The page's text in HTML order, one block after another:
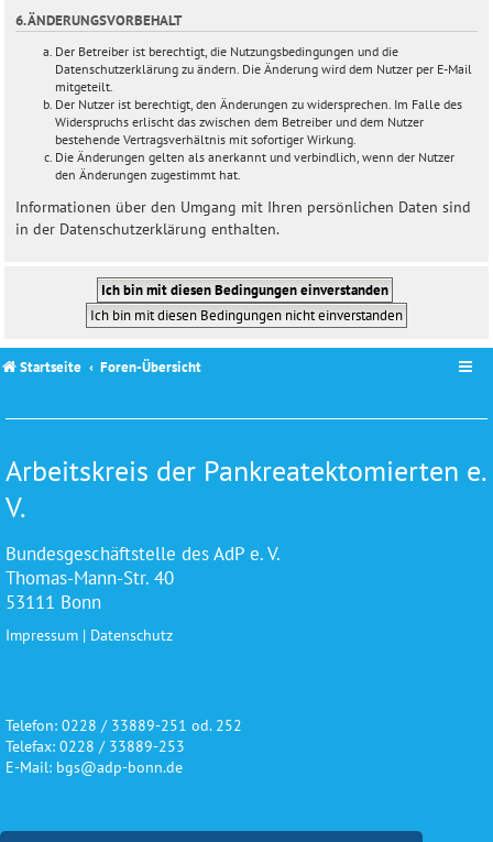
6. ÄNDERUNGSVORBEHALT
Der Betreiber ist berechtigt, die Nutzungsbedingungen und die
Datenschutzerklärung zu ändern. Die Änderung wird dem Nutzer per E-Mail
mitgeteilt.
Der Nutzer ist berechtigt, den Änderungen zu widersprechen. Im Falle des
Widerspruchs erlischt das zwischen dem Betreiber und dem Nutzer
bestehende Vertragsverhältnis mit sofortiger Wirkung.
Die Änderungen gelten als anerkannt und verbindlich, wenn der Nutzer
den Änderungen zugestimmt hat.
Informationen über den Umgang mit Ihren persönlichen Daten sind
in der Datenschutzerklärung enthalten.
Startseite Foren-Übersicht
Arbeitskreis der Pankreatektomierten e.
V.
Bundesgeschäftstelle des AdP e. V.
Thomas-Mann-Str. 40
53111 Bonn
Impressum | Datenschutz
Telefon: 0228 / 33889-251 od. 252
Telefax: 0228 / 33889-253
E-Mail: bgs@adp-bonn.de